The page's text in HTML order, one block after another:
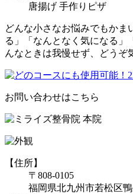
唐揚げ 手作りピザ
どんな小さなお悩みでもかま
る」「なんとなく気になる
んなときは我慢せず、どうぞ
お問い合わせはこちら
【住所】
〒808-0105
福岡県北九州市若松区